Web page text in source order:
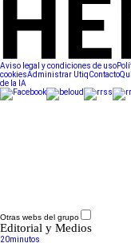
Aviso legal y condiciones de uso
cookiesAdministrar UtiqContacto
de la IA
Otras webs del grupo
Editorial y Medios
20minutos